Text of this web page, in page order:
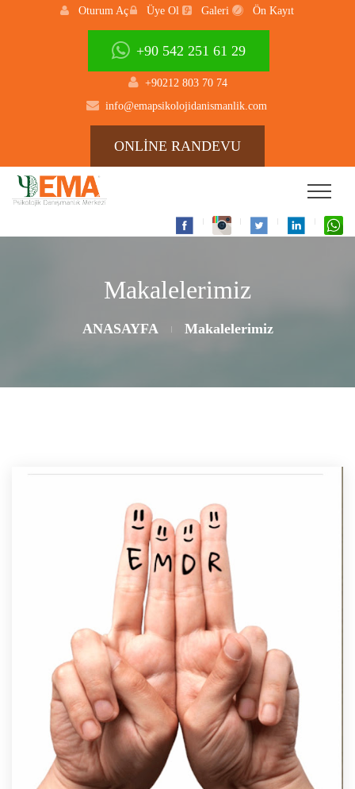
Oturum Aç Üye Ol Galeri Ön Kayıt
+90 542 251 61 29
+90212 803 70 74
info@emapsikolojidanismanlik.com
ONLİNE RANDEVU
Makalelerimiz
ANASAYFA Makalelerimiz